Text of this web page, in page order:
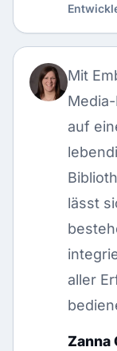
Mit
auf
lässt
aller
Zanna